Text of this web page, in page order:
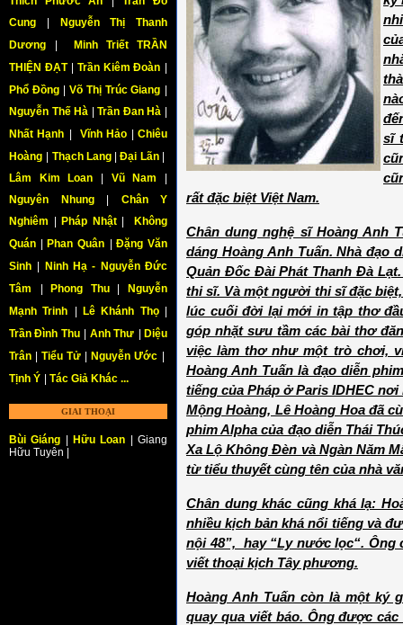
Cung
Nguyễn Thị Thanh
Dương
Minh Triết TRẦN
THIỆN ĐẠT
|Trần Kiêm Đoàn
Phổ Đồng
|Võ Thị Trúc Giang
Nguyễn Thế Hà
Trần Đan Hà
Nhất Hạnh
Vĩnh Hảo |Chiêu
Hoàng
Thạch Lang|Đại Lãn|
Lâm Kim Loan
Vũ Nam
Nguyên Nhung| Chân Y
Nghiêm
Pháp Nhật|
Không
Quán
Phan Quân |Đặng Văn
Sinh
Ninh Hạ - Nguyễn Đức
Tâm
Phong Thu|
Nguyễn
Mạnh Trinh
Lê Khánh Thọ|
Trần Đình Thu
Anh Thư
Diệu
Trân
Tiểu Tử Nguyễn Ước
Tịnh Ý
Tác Giả Khác ...
GIAI THOẠI
Bùi Giáng Hữu Loan | Giang
Hữu Tuyên |
sĩ
rất đặc biệt Việt Nam.
Chân dung nghệ sĩ Hoàng Anh
dáng Hoàng Anh Tuấn. Nhà đạo
Quản Đốc Đài Phát Thanh Đà
thi sĩ. Và một người thi sĩ đặc
lúc cuối đời lại mới in tập thơ
góp nhặt sưu tầm các bài thơ
việc làm thơ như một trò chơi,
Hoàng Anh Tuấn là đạo diễn
tiếng của Pháp ở Paris IDHEC
Mộng Hoàng, Lê Hoàng Hoa đã
phim Alpha của đạo diễn Thái
Xa Lộ Không Đèn và Ngàn Năm
từ tiểu thuyết cùng tên của nhà
Chân dung khác cũng khá lạ:
nhiều kịch bản khá nổi tiếng và
nội 48”, hay “Ly nước lọc“.
viết thoại kịch Tây phương.
Hoàng Anh Tuấn còn là một ký
quay qua viết báo. Ông được